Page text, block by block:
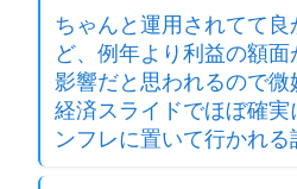
ちゃんと運用されてて
ど、例年より利益の額
影響だと思われるので
経済スライドでほぼ確実
ンフレに置いて行かれる